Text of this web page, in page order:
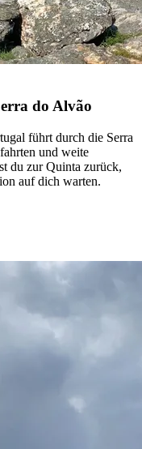
do Alvão
führt durch die Serra
und weite
du zur Quinta zurück,
auf dich warten.